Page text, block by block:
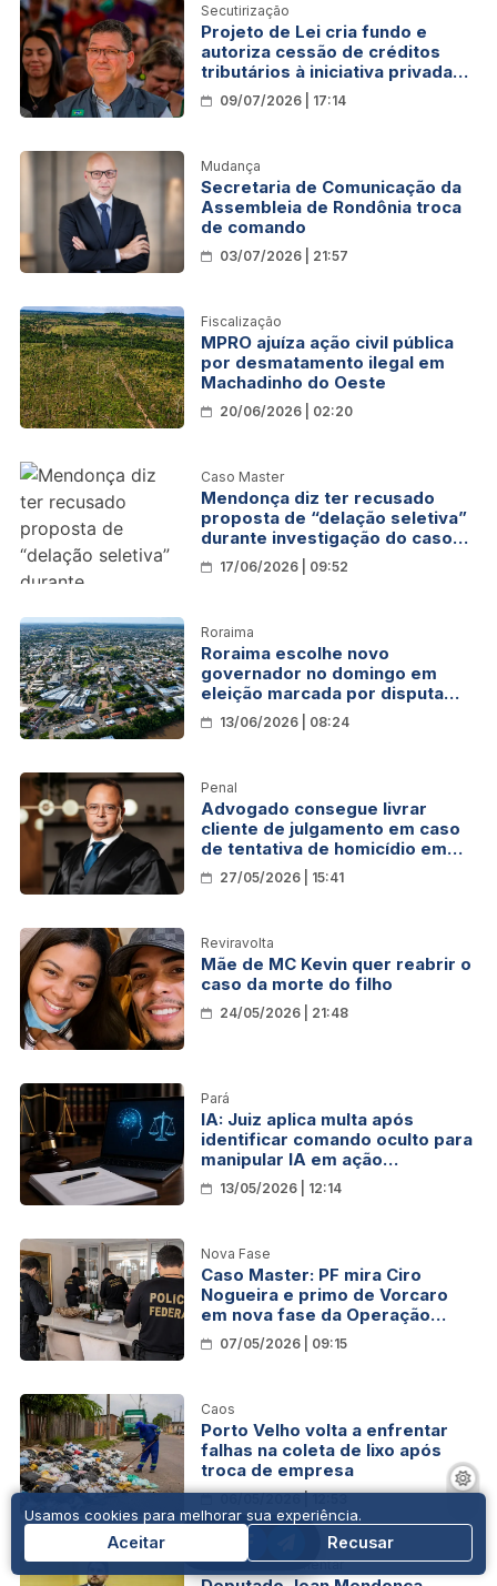
Secutirização
Projeto de Lei cria fundo e
autoriza cessão de créditos
tributários à iniciativa privada
em troca de dinheiro imediato
para o caixa do Estado
09/07/2026 | 17:14
Mudança
Secretaria de Comunicação da
Assembleia de Rondônia troca
de comando
03/07/2026 | 21:57
Fiscalização
MPRO ajuíza ação civil pública
por desmatamento ilegal em
Machadinho do Oeste
20/06/2026 | 02:20
Caso Master
Mendonça diz ter recusado
proposta de “delação seletiva”
durante investigação do caso
Master
17/06/2026 | 09:52
Roraima
Roraima escolhe novo
governador no domingo em
eleição marcada por disputa
judicial
13/06/2026 | 08:24
Penal
Advogado consegue livrar
cliente de julgamento em caso
de tentativa de homicídio em
Rondônia
27/05/2026 | 15:41
Reviravolta
Mãe de MC Kevin quer reabrir o
caso da morte do filho
24/05/2026 | 21:48
Pará
IA: Juiz aplica multa após
identificar comando oculto para
manipular IA em ação
trabalhista
13/05/2026 | 12:14
Nova Fase
Caso Master: PF mira Ciro
Nogueira e primo de Vorcaro
em nova fase da Operação
Compliance Zero
07/05/2026 | 09:15
Caos
Porto Velho volta a enfrentar
falhas na coleta de lixo após
troca de empresa
Atividade Parlamentar
Usamos cookies para melhorar sua experiência.
Aceitar Recusar